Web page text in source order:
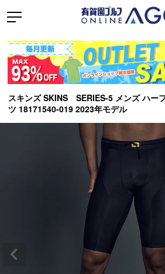
スキンズ SKINS SERIES-5 メンズ ハー
ツ 18171540-019 2023年モデル